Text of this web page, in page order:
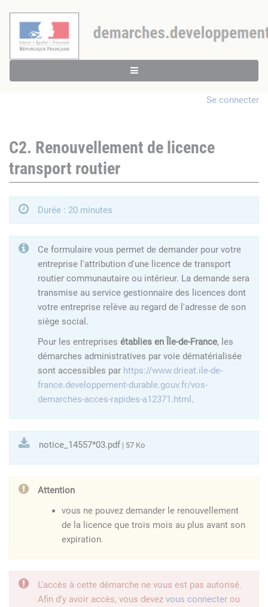
Se connecter
C2. Renouvellement de licence
transport routier
Durée : 20 minutes
Ce formulaire vous permet de demander pour votre
entreprise l'attribution d'une licence de transport
routier communautaire ou intérieur. La demande sera
transmise au service gestionnaire des licences dont
votre entreprise relève au regard de l'adresse de son
siège social.
Pour les entreprises établies en Île-de-France, les
démarches administratives par voie dématérialisée
sont accessibles par https://www.drieat.ile-de-
france.developpement-durable.gouv.fr/vos-
demarches-acces-rapides-a12371.html .
notice_14557*03.pdf | 57 Ko
Attention
vous ne pouvez demander le renouvellement
de la licence que trois mois au plus avant son
expiration.
L'accès à cette démarche ne vous est pas autorisé.
Afin d'y avoir accès, vous devez vous connecter ou